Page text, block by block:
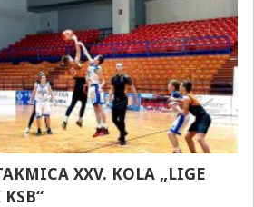
XXV. KOLA „LIGE